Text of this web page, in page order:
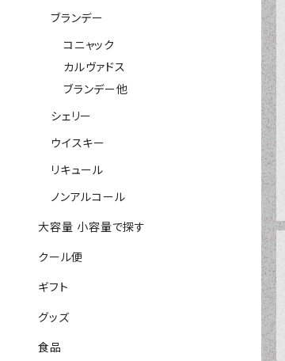
ブランデー
コニャック
カルヴァドス
ブランデー他
シェリー
ウイスキー
リキュール
ノンアルコール
大容量 小容量で探す
クール便
ギフト
グッズ
食品